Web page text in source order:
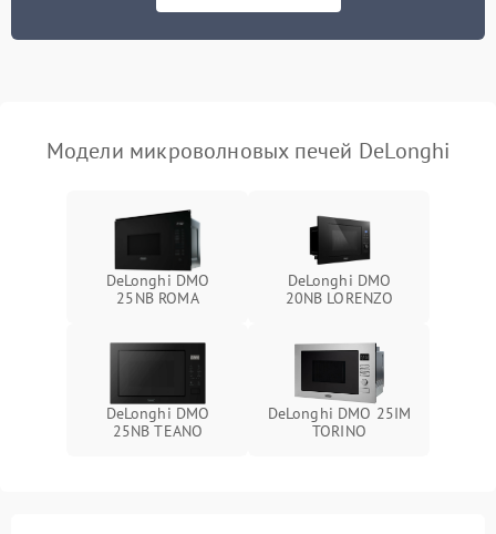
Не работают сенсорные
Сломался трансформатор Подробнее →
Модели микроволновых печей DeLonghi
DeLonghi DMO
25NB ROMA
DeLonghi DMO
20NB LORENZO
DeLonghi DMO
25NB TEANO
DeLonghi DMO 25IM
TORINO